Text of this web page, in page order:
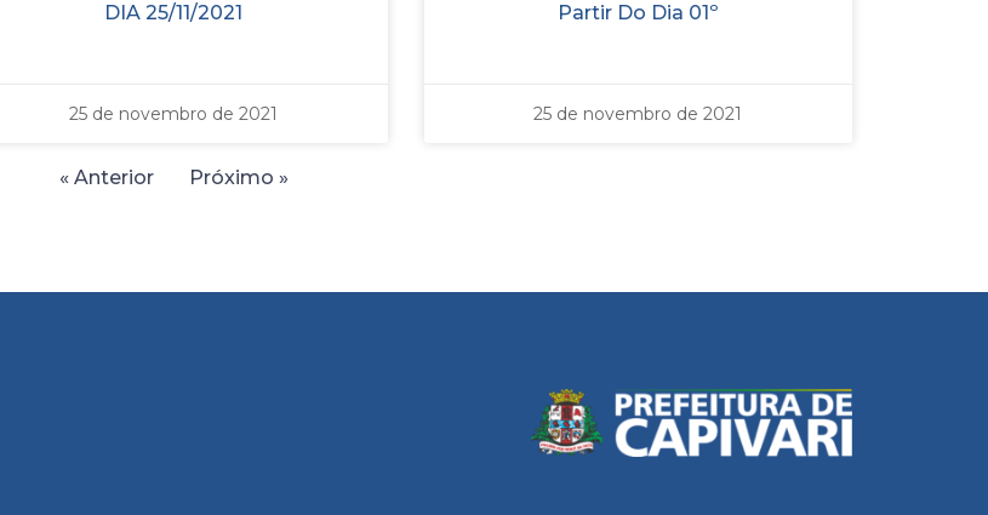
DIA 25/11/2021
25 de novembro de 2021
Partir Do Dia 01º
25 de novembro de 2021
« Anterior Próximo »